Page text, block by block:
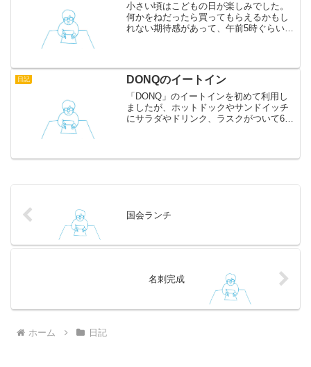
小さい頃はこどもの日が楽しみでした。
何かをねだったら買ってもらえるかもし
れない期待感があって、午前5時ぐらいに
のぼりがあって、毎年...
日記 DONQのイートイン
「DONQ」のイートインを初めて利用し
ましたが、ホットドックやサンドイッチ
にサラダやドリンク、ラスクがついて600
しれません。映画館...
国会ランチ
名刺完成
ホーム 日記